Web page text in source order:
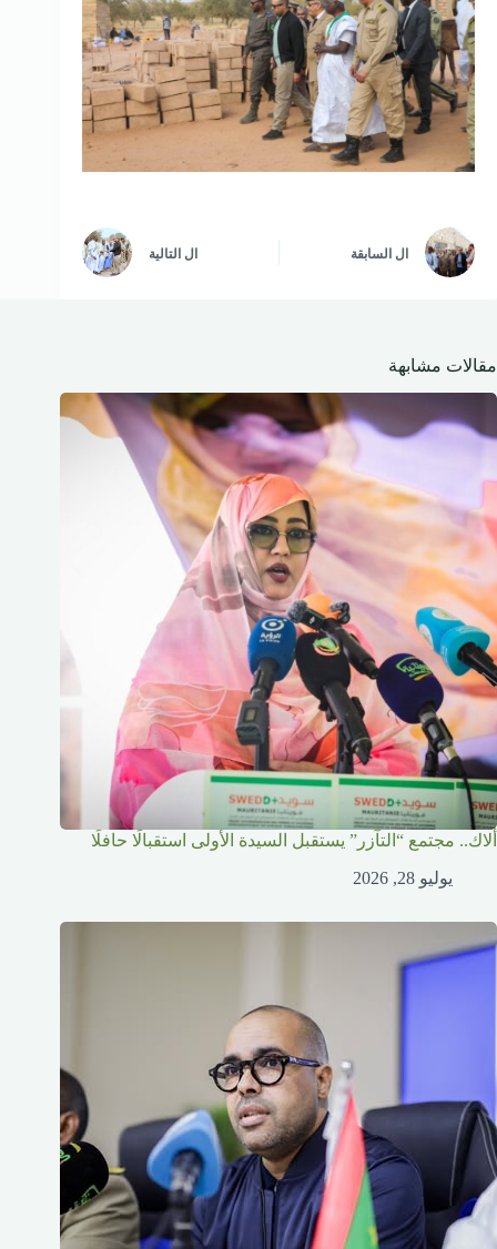
ال السابقة ال التالية
مقالات مشابهة
ألاك.. مجتمع “التآزر” يستقبل السيدة الأولى استقبالًا حافلًا
يوليو 28, 2026